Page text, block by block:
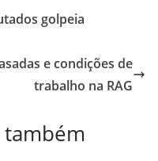
golpeia
e condições de
trabalho na RAG